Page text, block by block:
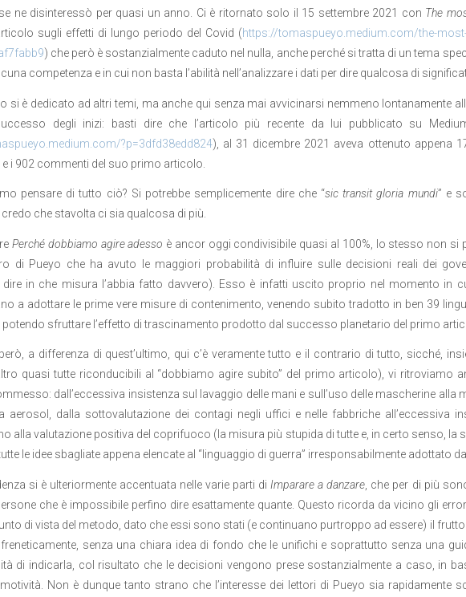
ne disinteressò per quasi un anno. Ci è ritornato solo il 15 settembre 2021 con The
sugli effetti di lungo periodo del Covid (https://tomaspueyo.medium.com/the-
) che però è sostanzialmente caduto nel nulla, anche perché si tratta di un tema
competenza e in cui non basta l’abilità nell’analizzare i dati per dire qualcosa di
si è dedicato ad altri temi, ma anche qui senza mai avvicinarsi nemmeno lontanamente
degli inizi: basti dire che l’articolo più recente da lui pubblicato su
?p=3dfd38edd824), al 31 dicembre 2021 aveva ottenuto appena
e i 902 commenti del suo primo articolo.
pensare di tutto ciò? Si potrebbe semplicemente dire che “sic transit gloria mundi” e
credo che stavolta ci sia qualcosa di più.
Perché dobbiamo agire adesso è ancor oggi condivisibile quasi al 100%, lo stesso non si
di Pueyo che ha avuto le maggiori probabilità di influire sulle decisioni reali dei
dire in che misura l’abbia fatto davvero). Esso è infatti uscito proprio nel momento in
a adottare le prime vere misure di contenimento, venendo subito tradotto in ben 39
sfruttare l’effetto di trascinamento prodotto dal successo planetario del primo
a differenza di quest’ultimo, qui c’è veramente tutto e il contrario di tutto, sicché,
quasi tutte riconducibili al “dobbiamo agire subito” del primo articolo), vi ritroviamo
dall’eccessiva insistenza sul lavaggio delle mani e sull’uso delle mascherine alla
aerosol, dalla sottovalutazione dei contagi negli uffici e nelle fabbriche all’eccessiva
alla valutazione positiva del coprifuoco (la misura più stupida di tutte e, in certo senso, la
le idee sbagliate appena elencate al “linguaggio di guerra” irresponsabilmente adottato
si è ulteriormente accentuata nelle varie parti di Imparare a danzare , che per di più
che è impossibile perfino dire esattamente quante. Questo ricorda da vicino gli
di vista del metodo, dato che essi sono stati (e continuano purtroppo ad essere) il
senza una chiara idea di fondo che le unifichi e soprattutto senza una
di indicarla, col risultato che le decisioni vengono prese sostanzialmente a caso, in
Non è dunque tanto strano che l’interesse dei lettori di Pueyo sia rapidamente